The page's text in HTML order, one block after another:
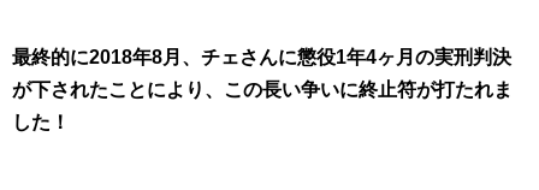
最終的に2018年8月、チェさんに懲役1年4ヶ月の実刑判決
が下されたことにより、この長い争いに終止符が打たれま
した！